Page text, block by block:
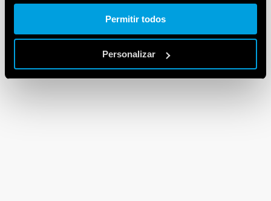
Cookie policy.
Permitir todos
Personalizar